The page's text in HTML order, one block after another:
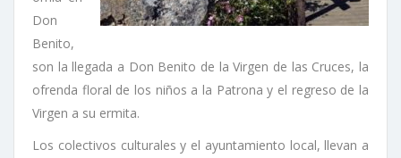
Don
Benito,
son la llegada a Don Benito de la Virgen de las Cruces, la
ofrenda floral de los niños a la Patrona y el regreso de la
Virgen a su ermita.
Los colectivos culturales y el ayuntamiento local, llevan a